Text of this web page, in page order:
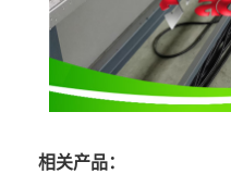
相关产品：